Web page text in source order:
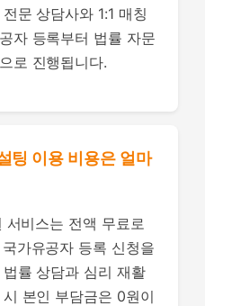
문 상담사와 1:1 매칭
자 등록부터 법률 자문
로 진행됩니다.
팅 이용 비용은 얼마
서비스는 전액 무료로
가유공자 등록 신청을
률 상담과 심리 재활
본인 부담금은 0원이